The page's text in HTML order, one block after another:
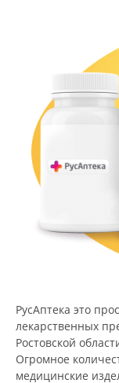
РусАптека это
лекарственных
Ростовской
Огромное
медицинские